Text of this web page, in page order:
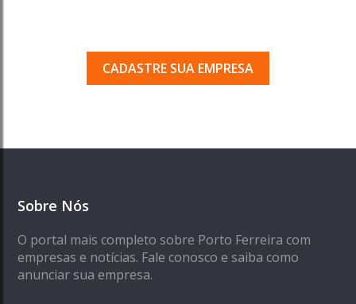
CADASTRE SUA EMPRESA
Sobre Nós
O portal mais completo sobre Porto Ferreira com
empresas e notícias. Fale conosco e saiba como
anunciar sua empresa.